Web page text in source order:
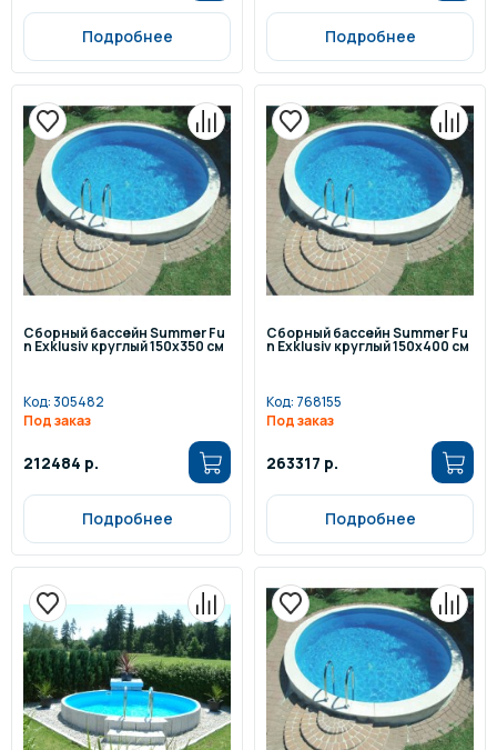
Подробнее Подробнее
Сборный бассейн Summer Fu
n Exklusiv круглый 150x350 см
Код:305482
Под заказ
212484 р.
Подробнее
Сборный бассейн Summer Fu
n Exklusiv круглый 150x400 см
Код: 768155
Под заказ
263317 р.
Подробнее